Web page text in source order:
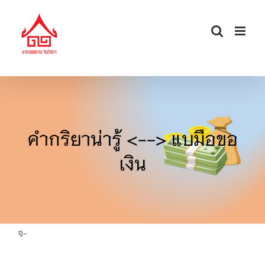
content
คำกริยาน่ารู้ <--> แบมือขอ
เงิน
จ-